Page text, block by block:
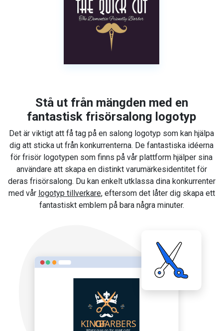
Stå ut från mängden med en
fantastisk frisörsalong logotyp
Det är viktigt att få tag på en salong logotyp som kan hjälpa
dig att sticka ut från konkurrenterna. De fantastiska idéerna
för frisör logotypen som finns på vår plattform hjälper sina
användare att skapa en distinkt varumärkesidentitet för
deras frisörsalong. Du kan enkelt utklassa dina konkurrenter
med vår logotyp tillverkare, eftersom det låter dig skapa ett
fantastiskt emblem på bara några minuter.